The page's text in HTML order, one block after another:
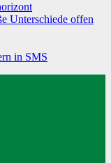
Unterschiede offen
in SMS